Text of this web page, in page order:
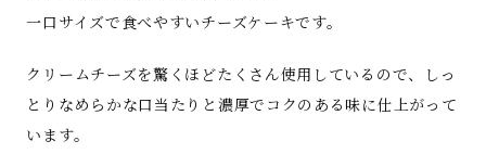
一口サイズで食べやすいチーズケーキです。
クリームチーズを驚くほどたくさん使用しているので、しっ
とりなめらかな口当たりと濃厚でコクのある味に仕上がって
います。